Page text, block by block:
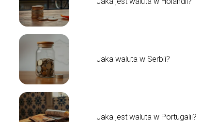
Jaka waluta w Serbii?
Jaka jest waluta w Portugalii?